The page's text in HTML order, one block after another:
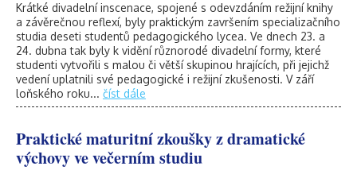
Krátké divadelní inscenace, spojené s odevzdáním režijní knihy
a závěrečnou reflexí, byly praktickým završením specializačního
studia deseti studentů pedagogického lycea. Ve dnech 23. a
24. dubna tak byly k vidění různorodé divadelní formy, které
studenti vytvořili s malou či větší skupinou hrajících, při jejichž
vedení uplatnili své pedagogické i režijní zkušenosti. V září
loňského roku... číst dále
Praktické maturitní zkoušky z dramatické
výchovy ve večerním studiu